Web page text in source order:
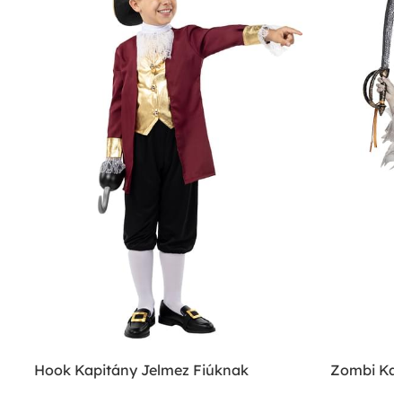
Hook Kapitány Jelmez Fiúknak Zombi